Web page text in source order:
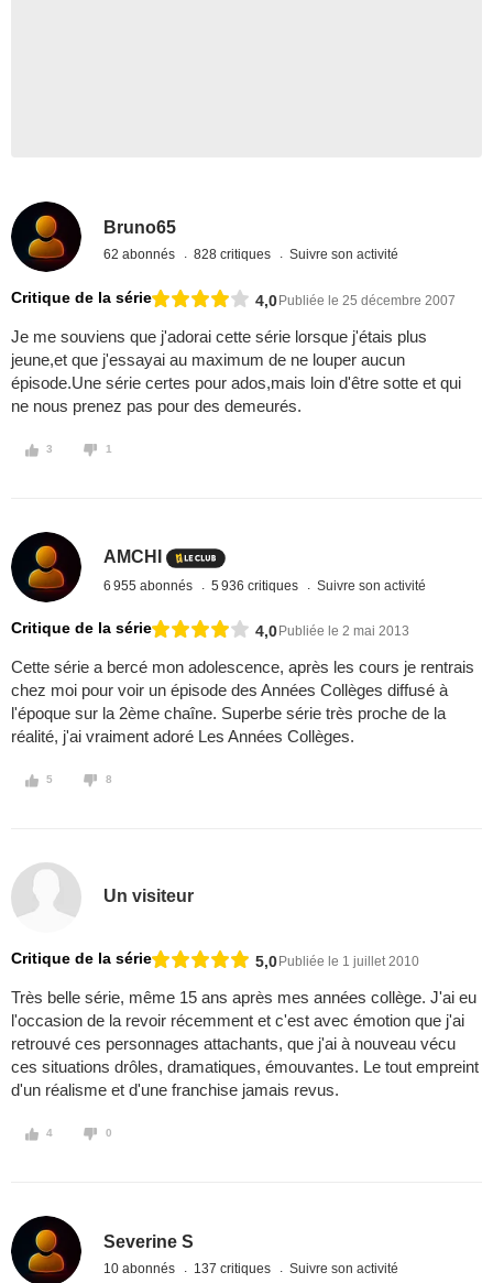
Bruno65
62 abonnés 828 critiques Suivre son activité
Critique de la série 4,0Publiée le 25 décembre 2007
Je me souviens que j'adorai cette série lorsque j'étais plus
jeune,et que j'essayai au maximum de ne louper aucun
épisode.Une série certes pour ados,mais loin d'être sotte et qui
ne nous prenez pas pour des demeurés.
3 1
AMCHI
6 955 abonnés 5 936 critiques Suivre son activité
Critique de la série 4,0Publiée le 2 mai 2013
Cette série a bercé mon adolescence, après les cours je rentrais
chez moi pour voir un épisode des Années Collèges diffusé à
l'époque sur la 2ème chaîne. Superbe série très proche de la
réalité, j'ai vraiment adoré Les Années Collèges.
5 8
Un visiteur
Critique de la série 5,0Publiée le 1 juillet 2010
Très belle série, même 15 ans après mes années collège. J'ai eu
l'occasion de la revoir récemment et c'est avec émotion que j'ai
retrouvé ces personnages attachants, que j'ai à nouveau vécu
ces situations drôles, dramatiques, émouvantes. Le tout empreint
d'un réalisme et d'une franchise jamais revus.
4 0
Severine S
10 abonnés 137 critiques Suivre son activité